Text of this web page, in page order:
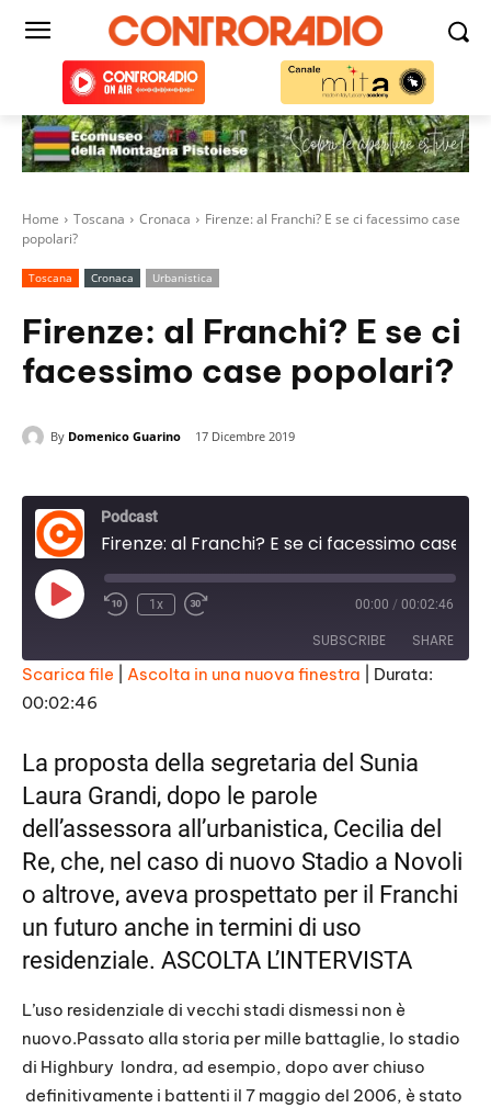
Home Toscana Cronaca
Firenze: al Franchi? E se ci facessimo case
popolari?
Toscana Cronaca Urbanistica
Firenze: al Franchi? E se ci
facessimo case popolari?
By Domenico Guarino 17 Dicembre 2019
Podcast
P
l
E
p
i
e
1x 00:00 / 00:02:46
SUBSCRIBE SHARE
SHARE
EMBED
Scarica file Ascolta in una nuova finestra
Durata:
00:02:46
La proposta della segretaria del Sunia
Laura Grandi, dopo le parole
dell’assessora all’urbanistica, Cecilia del
Re, che, nel caso di nuovo Stadio a Novoli
o altrove, aveva prospettato per il Franchi
un futuro anche in termini di uso
residenziale. ASCOLTA L’INTERVISTA
L’uso residenziale di vecchi stadi dismessi non è
nuovo.Passato alla storia per mille battaglie, lo stadio
di Highbury londra, ad esempio, dopo aver chiuso
definitivamente i battenti il 7 maggio del 2006, è stato